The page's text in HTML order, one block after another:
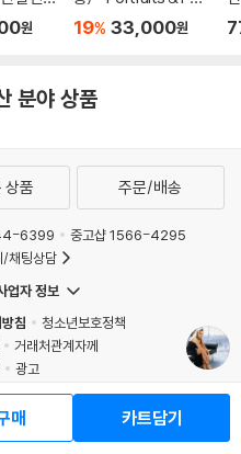
Bre
원
umes
19% 33,000원
분야 상품
매 카트담기
상품 주문/배송
6399
중고샵 1566-4295
채팅상담
업자 정보
침
청소년보호정책
거래처관계자께
광고
All Rights Reserved.